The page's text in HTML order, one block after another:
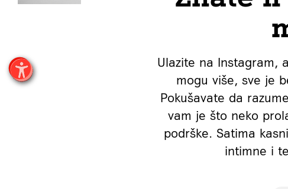
Ulazite na Instagram,
mogu više, sve je
Pokušavate da
vam je što neko
podrške. Satima
intimne i